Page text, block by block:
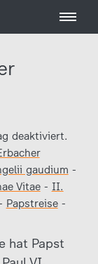
deaktiviert.
gaudium -
Vitae- II.
Papstreise-
hat Papst